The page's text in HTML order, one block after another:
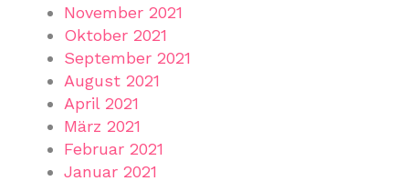
November 2021
Oktober 2021
September 2021
August 2021
April 2021
März 2021
Februar 2021
Januar 2021